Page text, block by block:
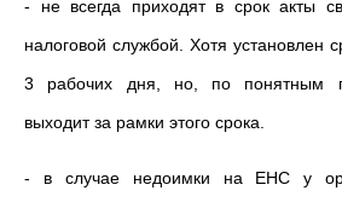
- не всегда приходят в срок акты
налоговой службой. Хотя установлен
3 рабочих дня, но, по понятным
выходит за рамки этого срока.
- в случае недоимки на ЕНС у